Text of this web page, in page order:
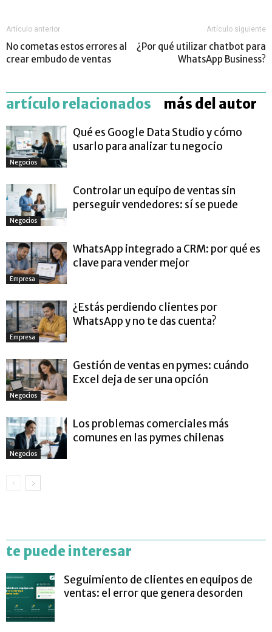
Artículo anterior
No cometas estos errores al
crear embudo de ventas
Artículo siguiente
¿Por qué utilizar chatbot para
WhatsApp Business?
artículo relacionados más del autor
Negocios
Qué es Google Data Studio y cómo
usarlo para analizar tu negocio
Negocios
Controlar un equipo de ventas sin
perseguir vendedores: sí se puede
Empresa
WhatsApp integrado a CRM: por qué es
clave para vender mejor
Empresa
¿Estás perdiendo clientes por
WhatsApp y no te das cuenta?
Negocios
Gestión de ventas en pymes: cuándo
Excel deja de ser una opción
Negocios
Los problemas comerciales más
comunes en las pymes chilenas
te puede interesar
Seguimiento de clientes en equipos de
ventas: el error que genera desorden